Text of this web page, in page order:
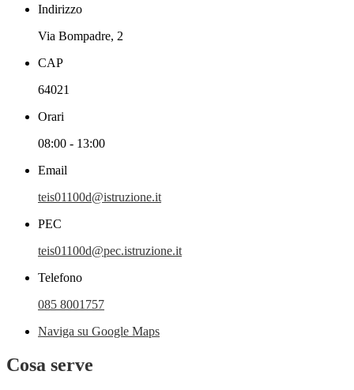
Indirizzo
Via Bompadre, 2
CAP
64021
Orari
08:00 - 13:00
Email
teis01100d@istruzione.it
PEC
teis01100d@pec.istruzione.it
Telefono
085 8001757
Naviga su Google Maps
Cosa serve